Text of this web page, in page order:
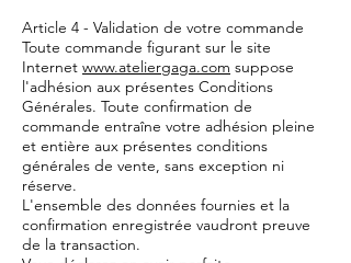
Article 4 - Validation de votre commande
Toute commande figurant sur le site
Internet www.ateliergaga.com suppose
l'adhésion aux présentes Conditions
Générales. Toute confirmation de
commande entraîne votre adhésion pleine
et entière aux présentes conditions
générales de vente, sans exception ni
réserve.
L'ensemble des données fournies et la
confirmation enregistrée vaudront preuve
de la transaction.